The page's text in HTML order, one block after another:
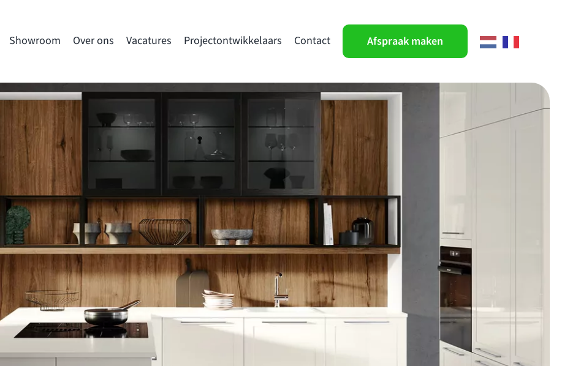
Showroom Over ons Vacatures Projectontwikkelaars Contact Afspraak maken